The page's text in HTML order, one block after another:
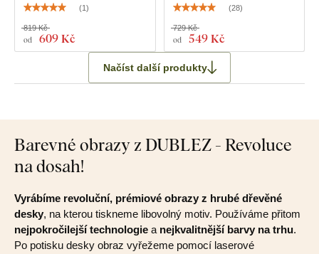
(1)
od 609 Kč
819 Kč
(28)
od 549 Kč
729 Kč
Načíst další produkty
Barevné obrazy z DUBLEZ - Revoluce
na dosah!
Vyrábíme revoluční, prémiové obrazy z hrubé dřevěné
desky, na kterou tiskneme libovolný motiv. Používáme přitom
nejpokročilejší technologie a nejkvalitnější barvy na trhu.
Po potisku desky obraz vyřežeme pomocí laserové